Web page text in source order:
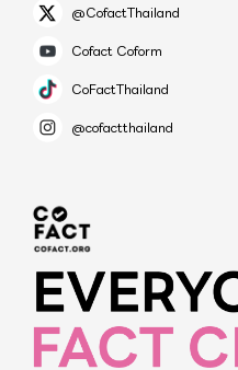
@CofactThailand
Cofact Coform
CoFactThailand
@cofactthailand